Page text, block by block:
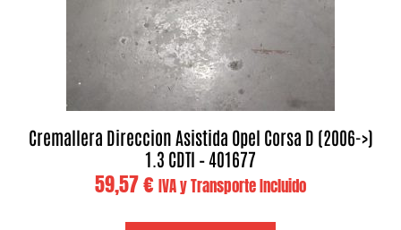
Cremallera Direccion Asistida Opel Corsa D (2006->)
1.3 CDTI – 401677
59,57€ IVA y Transporte Incluido